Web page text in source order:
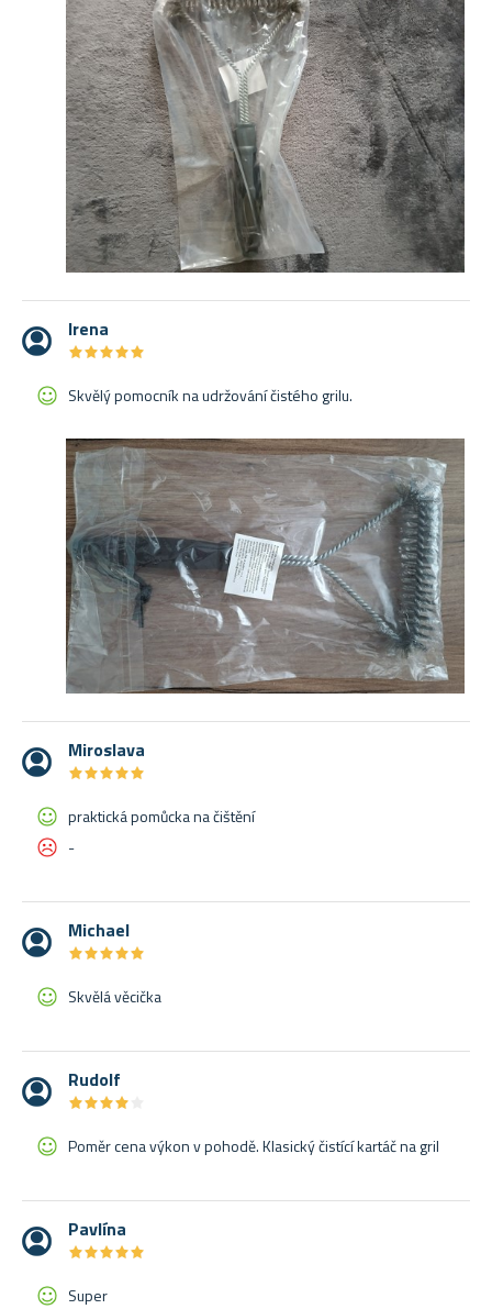
Irena
★★★★★
★★★★★
Skvělý pomocník na udržování čistého grilu.
Miroslava
★★★★★
★★★★★
praktická pomůcka na čištění
-
Michael
★★★★★
★★★★★
Skvělá věcička
Rudolf
★★★★
★★★★
Poměr cena výkon v pohodě. Klasický čistící kartáč na gril
Pavlína
★★★★★
★★★★★
Super